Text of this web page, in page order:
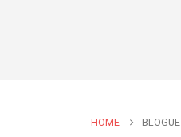
HOME BLOGUE